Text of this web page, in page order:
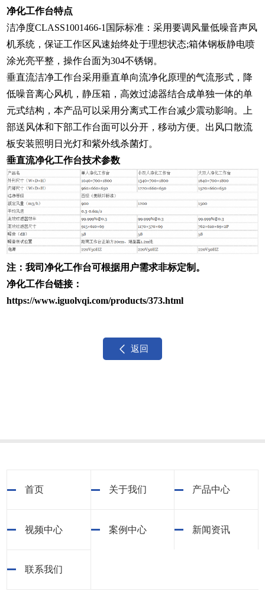
净化工作台特点
洁净度CLASS1001466-1国际标准：采用要调风量低噪音声风
机系统，保证工作区风速始终处于理想状态;箱体钢板静电喷
涂光亮平整，操作台面为304不锈钢。
垂直流洁净工作台采用垂直单向流净化原理的气流形式，降
低噪音离心风机，静压箱，高效过滤器结合成单独一体的单
元式结构，本产品可以采用分离式工作台减少震动影响。上
部送风体和下部工作台面可以分开，移动方便。出风口散流
板安装照明日光灯和紫外线杀菌灯。
垂直流净化工作台技术参数
注：我司净化工作台可根据用户需求非标定制。
净化工作台链接：
https://www.iguolvqi.com/products/373.html
返回
首页 关于我们 产品中心
视频中心 案例中心 新闻资讯
联系我们